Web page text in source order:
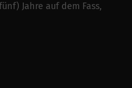
Jahre auf dem Fass,